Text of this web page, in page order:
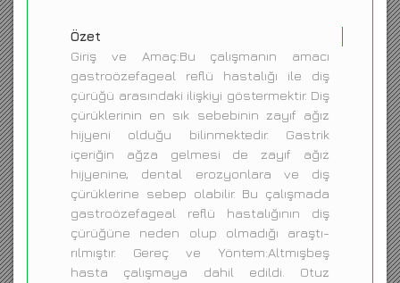
Özet
Giriş ve Amaç:Bu çalışmanın amacı
gastroözefageal reflü hastalığı ile diş
çürüğü arasındaki ilişkiyi göstermektir. Diş
çürüklerinin en sık sebebinin zayıf ağız
hijyeni olduğu bilinmektedir. Gastrik
içeriğin ağza gelmesi de zayıf ağız
hijyenine, dental erozyonlara ve diş
çürüklerine sebep olabilir. Bu çalışmada
gastroözefageal reflü hastalığının diş
çürüğüne neden olup olmadığı araştı-
rılmıştır. Gereç ve Yöntem:Altmışbeş
hasta çalışmaya dahil edildi. Otuz